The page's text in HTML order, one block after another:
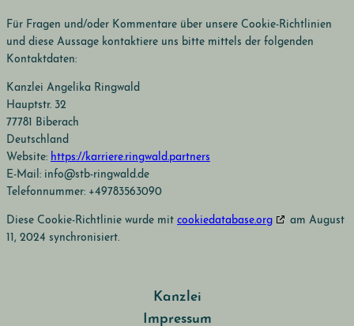
Für Fragen und/oder Kommentare über unsere Cookie-Richtlinien
und diese Aussage kontaktiere uns bitte mittels der folgenden
Kontaktdaten:
Kanzlei Angelika Ringwald
Hauptstr. 32
77781 Biberach
Deutschland
Website: https://karriere.ringwald.partners
E-Mail: info@stb-ringwald.de
Telefonnummer: +49783563090
Diese Cookie-Richtlinie wurde mit cookiedatabase.org
am August
11, 2024 synchronisiert.
Kanzlei
Impressum